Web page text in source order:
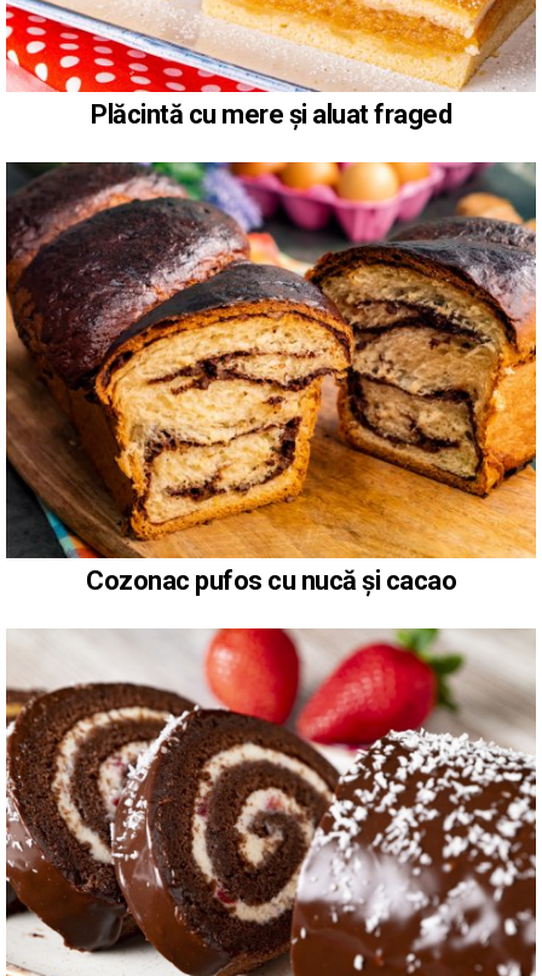
Plăcintă cu mere și aluat fraged
Cozonac pufos cu nucă și cacao